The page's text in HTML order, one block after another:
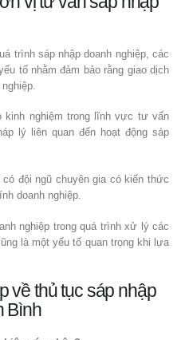
trình sáp nhập doanh nghiệp, các
tố nhằm đảm bảo rằng giao dịch
nghiệm trong lĩnh vực tư vấn
lý liên quan đến hoạt động sáp
đội ngũ chuyên gia có kiến thức
doanh nghiệp.
nghiệp trong quá trình xử lý các
là một yếu tố quan trọng khi lựa
về thủ tục sáp nhập
Bình